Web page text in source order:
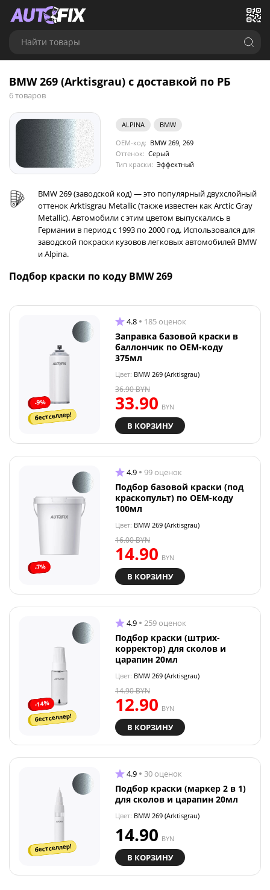
Найти товары
BMW 269 (Arktisgrau) с доставкой по РБ
6 товаров
ALPINA
BMW
OEM-код: BMW 269, 269
Оттенок: Серый
Тип краски: Эффектный
BMW 269 (заводской код) — это популярный двухслойный
оттенок Arktisgrau Metallic (также известен как Arctic Gray
Metallic). Автомобили с этим цветом выпускались в
Германии в период с 1993 по 2000 год. Использовался для
заводской покраски кузовов легковых автомобилей BMW
и Alpina.
Подбор краски по коду BMW 269
-9%
бестселлер!
4.8 185 оценок
Заправка базовой краски в
баллончик по OEM-коду
375мл
Цвет: BMW 269 (Arktisgrau)
33.90 BYN
36.90BYN
В КОРЗИНУ
-7%
4.9 99 оценок
Подбор базовой краски (под
краскопульт) по OEM-коду
100мл
Цвет: BMW 269 (Arktisgrau)
14.90 BYN
16.00BYN
В КОРЗИНУ
-14%
бестселлер!
4.9 259 оценок
Подбор краски (штрих-
корректор) для сколов и
царапин 20мл
Цвет: BMW 269 (Arktisgrau)
12.90 BYN
14.90BYN
В КОРЗИНУ
бестселлер!
4.9 30 оценок
Подбор краски (маркер 2 в 1)
для сколов и царапин 20мл
Цвет: BMW 269 (Arktisgrau)
14.90 BYN
В КОРЗИНУ